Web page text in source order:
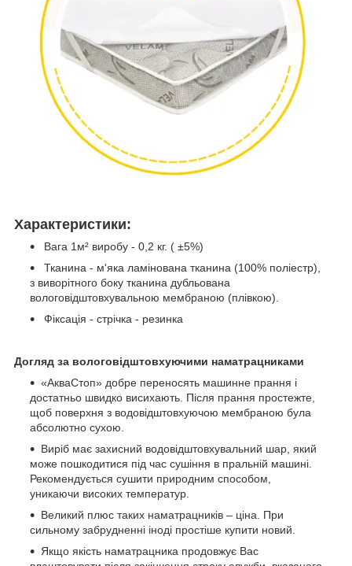
Характеристики:
Вага 1м² виробу - 0,2 кг. ( ±5%)
Тканина - м'яка ламінована тканина (100% поліестр),
з виворітного боку тканина дубльована
вологовідштовхувальною мембраною (плівкою).
Фіксація - стрічка - резинка
Догляд за вологовідштовхуючими наматрацниками
«АкваСтоп» добре переносять машинне прання і
достатньо швидко висихають. Після прання простежте,
щоб поверхня з водовідштовхуючою мембраною була
абсолютно сухою.
Виріб має захисний водовідштовхувальний шар, який
може пошкодитися під час сушіння в пральній машині.
Рекомендується сушити природним способом,
уникаючи високих температур.
Великий плюс таких наматрацників – ціна. При
сильному забрудненні іноді простіше купити новий.
Якщо якість наматрацника продовжує Вас